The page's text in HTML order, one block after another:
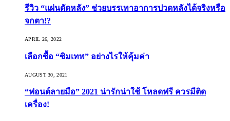
รีวิว “แผ่นดัดหลัง” ช่วยบรรเทาอาการปวดหลังได้จริงหรือ
จกตา!?
APRIL 26, 2022
เลือกซื้อ “ซิมเทพ” อย่างไรให้คุ้มค่า
AUGUST 30, 2021
“ฟอนต์ลายมือ” 2021 น่ารักน่าใช้ โหลดฟรี ควรมีติด
เครื่อง!